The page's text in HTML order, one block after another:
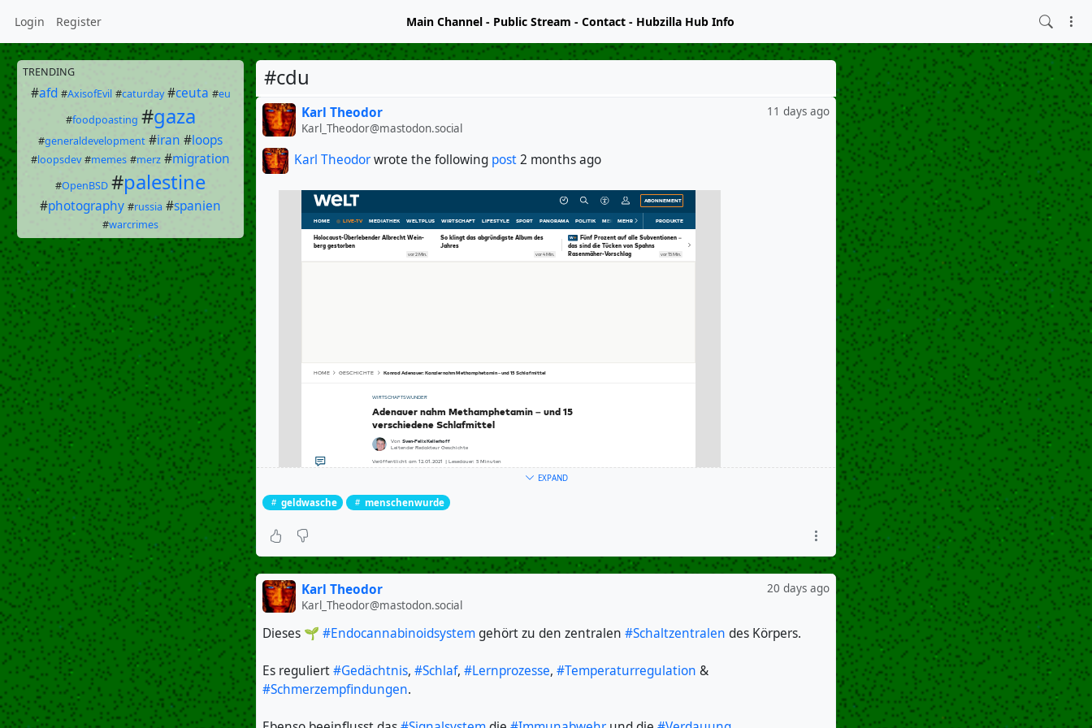
Login Register Main Channel- Public Stream - Contact- Hubzilla Hub Info
TRENDING
#afd #AxisofEvil #caturday #ceuta #eu
#foodpoasting #gaza
#generaldevelopment #iran #loops
#loopsdev #memes #merz #migration
#OpenBSD #palestine
#photography #russia #spanien
#warcrimes
#cdu
11 days ago
Karl Theodor
Karl_Theodor@mastodon.social
Karl Theodorwrote the following post2 months ago
EXPAND
geldwasche menschenwurde
20 days ago
Karl Theodor
Karl_Theodor@mastodon.social
Dieses 🌱 #Endocannabinoidsystemgehört zu den zentralen #Schaltzentralen des Körpers.
Es reguliert#Gedächtnis, #Schlaf, #Lernprozesse, #Temperaturregulation &
#Schmerzempfindungen.